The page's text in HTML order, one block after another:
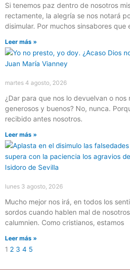
Si tenemos paz dentro de nosotros
rectamente, la alegría se nos notará
disimular. Por muchos sinsabores que
Leer más »
martes 4 agosto, 2026
¿Dar para que nos lo devuelvan o
generosos y buenos? No, nunca.
recibido antes nosotros.
Leer más »
lunes 3 agosto, 2026
Mucho mejor nos irá, en todos los
sordos cuando hablen mal de
calumnien. Como cristianos, estamos
Leer más »
1 2 3 4 5